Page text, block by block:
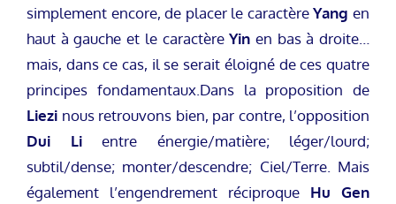
simplement encore, de placer le caractèreYang en
haut à gauche et le caractèreYin en bas à droite…
mais, dans ce cas, il se serait éloigné de ces quatre
principes fondamentaux.Dans la proposition de
Liezi nous retrouvons bien, par contre, l’opposition
Dui Lientre énergie/matière; léger/lourd;
subtil/dense; monter/descendre; Ciel/Terre. Mais
également l’engendrement réciproque Hu Gen